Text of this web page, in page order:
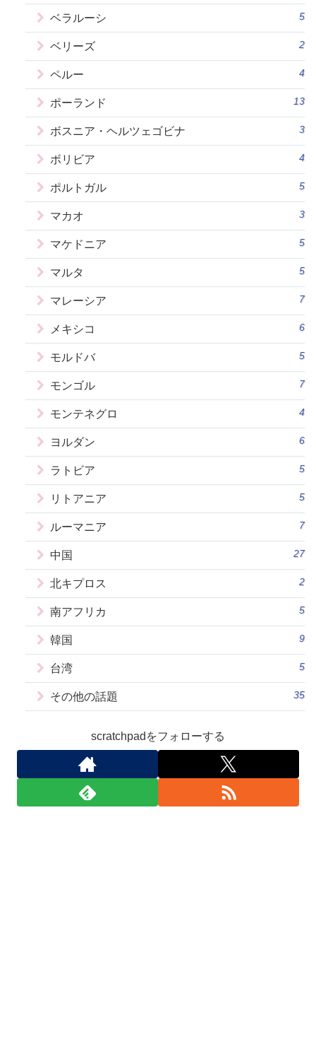
ベラルーシ 5
ベリーズ 2
ペルー 4
ポーランド 13
ボスニア・ヘルツェゴビナ 3
ボリビア 4
ポルトガル 5
マカオ 3
マケドニア 5
マルタ 5
マレーシア 7
メキシコ 6
モルドバ 5
モンゴル 7
モンテネグロ 4
ヨルダン 6
ラトビア 5
リトアニア 5
ルーマニア 7
中国 27
北キプロス 2
南アフリカ 5
韓国 9
台湾 5
その他の話題 35
scratchpadをフォローする